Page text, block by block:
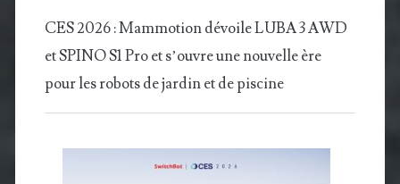
CES 2026 : Mammotion dévoile LUBA 3 AWD
et SPINO S1 Pro et s’ouvre une nouvelle ère
pour les robots de jardin et de piscine